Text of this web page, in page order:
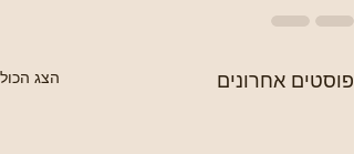
פוסטים אחרונים הצג הכול